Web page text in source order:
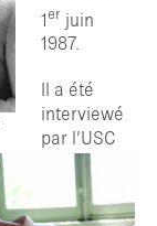
1er juin
1987.
Il a été
interviewé
par l’USC